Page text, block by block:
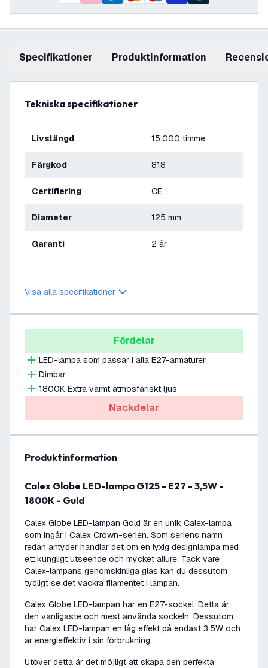
Specifikationer produktinformation
Tekniska specifikationer
Livslängd 15.000 timme
Färgkod 818
Certifiering CE
Diameter 125 mm
Garanti 2 år
Visa alla specifikationer
Fördelar
LED-lampa som passar i alla E27-armaturer
Dimbar
1800K Extra varmt atmosfäriskt ljus
Nackdelar
produktinformation
Calex Globe LED-lampa G125 - E27 - 3,5W -
1800K - Guld
Calex Globe LED-lampan Gold är en unik Calex-lampa
som ingår i Calex Crown-serien. Som seriens namn
redan antyder handlar det om en lyxig designlampa med
ett kungligt utseende och mycket allure. Tack vare
Calex-lampans genomskinliga glas kan du dessutom
tydligt se det vackra filamentet i lampan.
Calex Globe LED-lampan har en E27-sockel. Detta är
den vanligaste och mest använda sockeln. Dessutom
har Calex LED-lampan en låg effekt på endast 3,5W och
är energieffektiv i sin förbrukning.
Utöver detta är det möjligt att skapa den perfekta